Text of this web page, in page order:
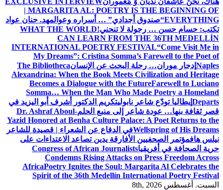
| MARGARITA AL: POETRY IS THE BEGINNING OF
EVERYTHING“صندوق أجدادي” … أسراره وعوالمهد. حنان عواد
تكتب: حسام حسن … رجولة لا تنحني!WHAT THE WORLD
CAN LEARN FROM THE 36TH MEDELLÍN
INTERNATIONAL POETRY FESTIVAL“Come Visit Me in
My Dreams”: Cristina Somma’s Farewell to the Poet of
Naples إدجار موران… رحلة البحث عن الإنسانThe Bibliotheca
Alexandrina: When the Book Meets Civilization and Heritage
Becomes a Dialogue with the FutureFarewell to Luciano
Somma… When the Man Who Made Poetry a Homeland
Departs إيطاليا تودّع شاعر نابوليتكريم الدكتور أشرف أبو اليزيد في
قصر ثقافة بنها… عودة شاعر إلى منبع الحلمDr. Ashraf Aboul-
Yazid Honored at Benha Culture Palace: A Poet Returns to the
Wellspring of His Dreamsفي الدفاع عن الشعراء | قصيدة للشاعر
نيلس هافمؤتمر الصحفيين الأفارقة يدين تصاعد الاعتداءات على
حرية الصحافة في أفريقياCongress of African Journalists
Condemns Rising Attacks on Press Freedom Across
AfricaPoetry Ignites the Soul: Margarita Al Celebrates the
Spirit of the 36th Medellín International Poetry Festival
السبت. أغسطس 8th, 2026